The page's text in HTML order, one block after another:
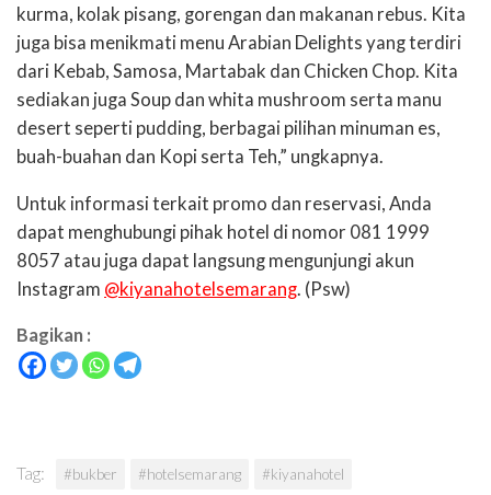
kurma, kolak pisang, gorengan dan makanan rebus. Kita
juga bisa menikmati menu Arabian Delights yang terdiri
dari Kebab, Samosa, Martabak dan Chicken Chop. Kita
sediakan juga Soup dan whita mushroom serta manu
desert seperti pudding, berbagai pilihan minuman es,
buah-buahan dan Kopi serta Teh,” ungkapnya.
Untuk informasi terkait promo dan reservasi, Anda
dapat menghubungi pihak hotel di nomor 081 1999
8057 atau juga dapat langsung mengunjungi akun
Instagram @kiyanahotelsemarang. (Psw)
Bagikan :
Tag: #bukber #hotelsemarang #kiyanahotel